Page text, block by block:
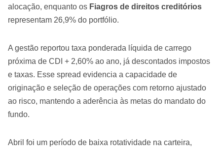
alocação, enquanto os Fiagros de direitos creditórios
representam 26,9% do portfólio.
A gestão reportou taxa ponderada líquida de carrego
próxima de CDI + 2,60% ao ano, já descontados impostos
e taxas. Esse spread evidencia a capacidade de
originação e seleção de operações com retorno ajustado
ao risco, mantendo a aderência às metas do mandato do
fundo.
Abril foi um período de baixa rotatividade na carteira,